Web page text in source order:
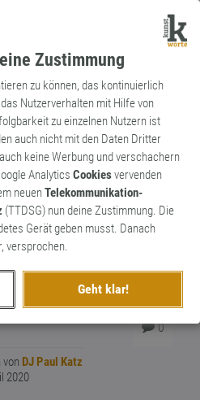
Zustimmung
zu können, das kontinuierlich
Nutzerverhalten mit Hilfe von
zu einzelnen Nutzern ist
auch nicht mit den Daten Dritter
keine Werbung und verschachern
Analytics Cookiesvervenden
neuenTelekommunikation-
(TTDSG) nun deine Zustimmung. Die
Gerät geben musst. Danach
versprochen.
Geht klar!
Kunstwort
beim
die hohe Kunst
und nicht nur
0
DJ Paul Katz
2020